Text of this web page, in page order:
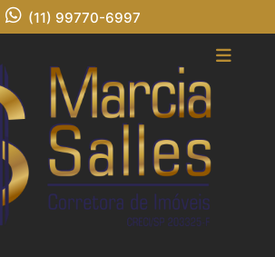
(11) 99770-6997